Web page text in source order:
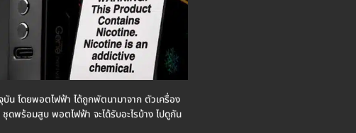
น โดยพอตไฟฟ้า ได้ถูกพัตนามาจาก ตัวเครื่อง
ดพร้อมสูบ พอตไฟฟ้า จะได้รับอะไรบ้าง ไปดูกัน